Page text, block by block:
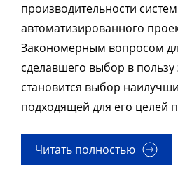
производительности систем
автоматизированного
Закономерным вопросом
сделавшего выбор в пользу
становится выбор
подходящей для его целей
Читать полностью